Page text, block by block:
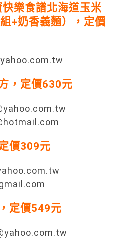
樂食譜北海道玉米
+奶香義麵），定價
，定價630元
價309元
定價549元